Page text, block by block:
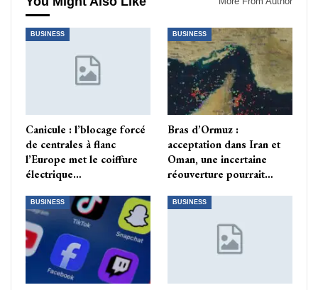
BUSINESS
Canicule : l’blocage forcé
de centrales à flanc
l’Europe met le coiffure
électrique…
BUSINESS
Bras d’Ormuz :
acceptation dans Iran et
Oman, une incertaine
réouverture pourrait…
BUSINESS BUSINESS